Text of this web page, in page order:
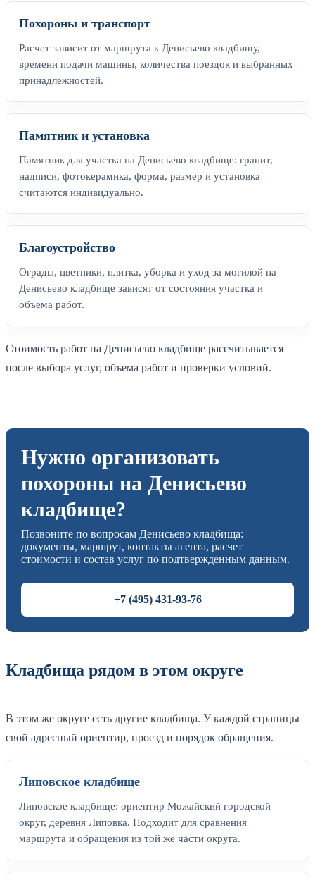
Похороны и транспорт
Расчет зависит от маршрута к Денисьево кладбищу,
времени подачи машины, количества поездок и выбранных
принадлежностей.
Памятник и установка
Памятник для участка на Денисьево кладбище: гранит,
надписи, фотокерамика, форма, размер и установка
считаются индивидуально.
Благоустройство
Ограды, цветники, плитка, уборка и уход за могилой на
Денисьево кладбище зависят от состояния участка и
объема работ.
Стоимость работ на Денисьево кладбище рассчитывается
после выбора услуг, объема работ и проверки условий.
Нужно организовать
похороны на Денисьево
кладбище?
Позвоните по вопросам Денисьево кладбища:
документы, маршрут, контакты агента, расчет
стоимости и состав услуг по подтвержденным данным.
+7 (495) 431-93-76
Кладбища рядом в этом округе
В этом же округе есть другие кладбища. У каждой страницы
свой адресный ориентир, проезд и порядок обращения.
Липовское кладбище
Липовское кладбище: ориентир Можайский городской
округ, деревня Липовка. Подходит для сравнения
маршрута и обращения из той же части округа.